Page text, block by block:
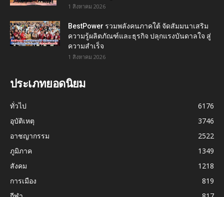
1 สิงหาคม 2026
BestPower รวมพลังคนภาคใต้ จัดสัมมนาเสริม
ความรู้ผลิตภัณฑ์และธุรกิจ ปลุกแรงบันดาลใจ สู่
ความสำเร็จ
1 สิงหาคม 2026
ประเภทยอดนิยม
ทั่วไป
6176
อุบัติเหตุ
3746
อาชญากรรม
2522
ภูมิภาค
1349
สังคม
1218
การเมือง
819